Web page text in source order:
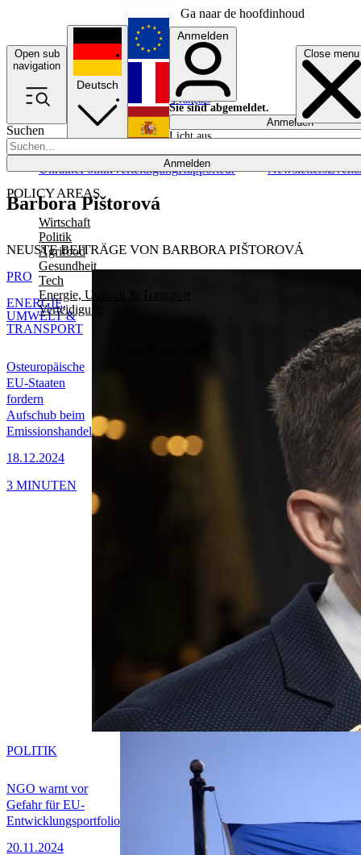
Ga naar de hoofdinhoud
Open sub
navigation
Close menu
Suchen
Anmelden
POLICY AREAS
Wirtschaft
Politik
Agrifood
Gesundheit
Tech
Energie, Umwelt & Transport
Verteidigung
UkrainePolitikVerteidigungRapporteur NewslettersEvents
Deutsch
English
Français
Anmelden
Sie sind abgemeldet.
Anmelden
Licht aus
Barbora Pištorová
NEUSTE BEITRÄGE VON BARBORA PIŠTOROVÁ
Osteuropäische
EU-Staaten
fordern
Aufschub beim
Emissionshandel
18.12.2024
PRO
ENERGIE,
UMWELT &
TRANSPORT
3 MINUTEN
NGO warnt vor
Gefahr für EU-
Entwicklungsportfolio
20.11.2024
POLITIK